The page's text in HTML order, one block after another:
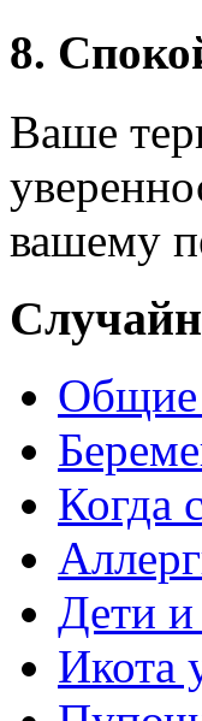
8.
Ваше
вашему
Общие
Когда
Дети и
Икота